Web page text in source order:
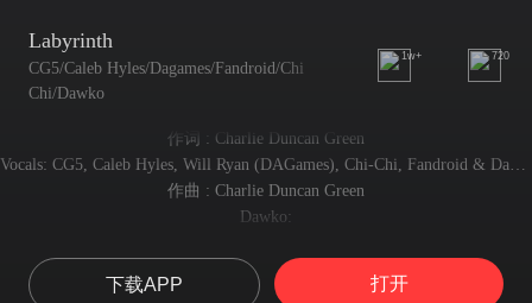
Labyrinth
CG5/Caleb Hyles/Dagames/Fandroid/Chi
Chi/Dawko
1w+ 720
作词 : Charlie Duncan Green
作曲 : Charlie Duncan Green
Dawko:
这是一个美好的新日子，是你发光发热的时候
Time to take your career into your own hands.
下载APP 打开